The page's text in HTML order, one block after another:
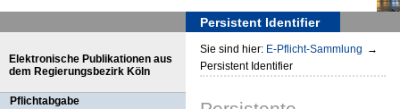
Persistent Identifier
Elektronische Publikationen aus
dem Regierungsbezirk Köln
Pflichtabgabe
Sie sind hier: E-Pflicht-Sammlung →
Persistent Identifier